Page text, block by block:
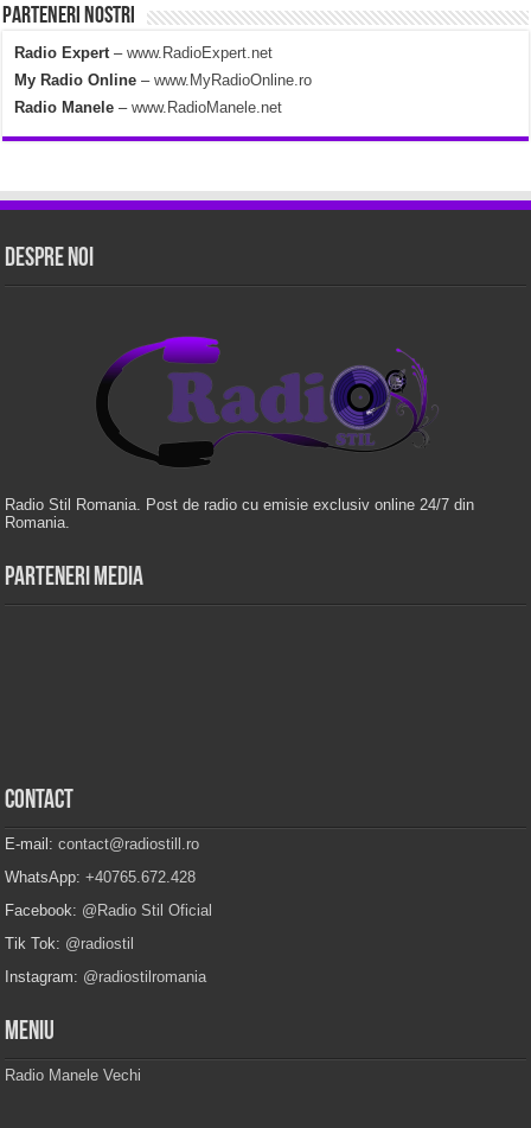
Parteneri Nostri
Radio Expert –www.RadioExpert.net
My Radio Online –www.MyRadioOnline.ro
Radio Manele–www.RadioManele.net
Despre Noi
Radio Stil Romania. Post de radio cu emisie exclusiv online 24/7 din
Romania.
Parteneri Media
Contact
E-mail:contact@radiostill.ro
WhatsApp:+40765.672.428
Facebook: @Radio Stil Oficial
Tik Tok: @radiostil
Instagram: @radiostilromania
Meniu
Radio Manele Vechi